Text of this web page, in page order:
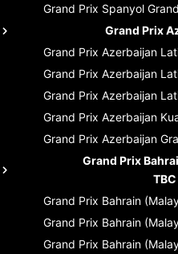
Grand Prix Spanyol
Grand Prix
Grand Prix Azerbaijan
Grand Prix Azerbaijan
Grand Prix Azerbaijan
Grand Prix Azerbaijan
Grand Prix Azerbaijan
Grand Prix
TBC
Grand Prix Bahrain
Grand Prix Bahrain
Grand Prix Bahrain